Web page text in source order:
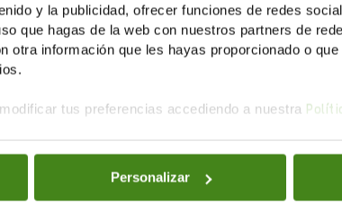
y la publicidad, ofrecer funciones de redes
que hagas de la web con nuestros partners de
otra información que les hayas proporcionado o
tus preferencias accediendo a nuestra
Personalizar
Rere la marca. El paper de les 10 grans